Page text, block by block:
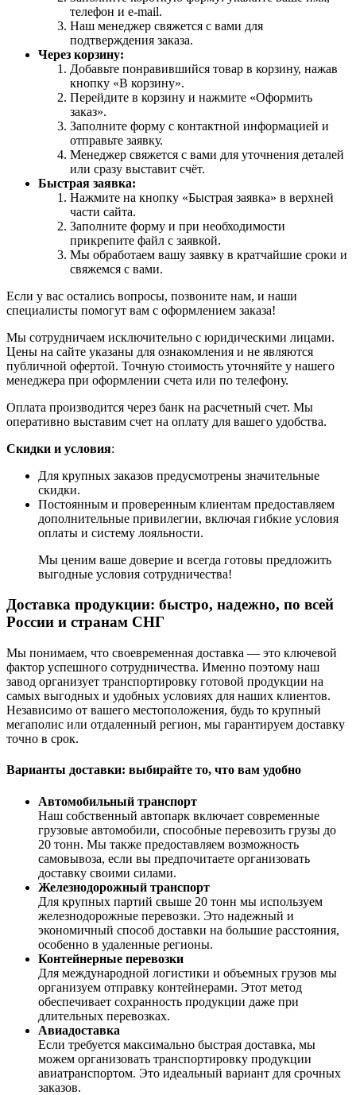
телефон и e-mail.
Наш менеджер свяжется с вами для
подтверждения заказа.
Через корзину:
Добавьте понравившийся товар в корзину, нажав
кнопку «В корзину».
Перейдите в корзину и нажмите «Оформить
заказ».
Заполните форму с контактной информацией и
отправьте заявку.
Менеджер свяжется с вами для уточнения деталей
или сразу выставит счёт.
Быстрая заявка:
Нажмите на кнопку «Быстрая заявка» в верхней
части сайта.
Заполните форму и при необходимости
прикрепите файл с заявкой.
Мы обработаем вашу заявку в кратчайшие сроки и
свяжемся с вами.
Если у вас остались вопросы, позвоните нам, и наши
специалисты помогут вам с оформлением заказа!
Мы сотрудничаем исключительно с юридическими лицами.
Цены на сайте указаны для ознакомления и не являются
публичной офертой. Точную стоимость уточняйте у нашего
менеджера при оформлении счета или по телефону.
Оплата производится через банк на расчетный счет. Мы
оперативно выставим счет на оплату для вашего удобства.
Скидки и условия:
Для крупных заказов предусмотрены значительные
скидки.
Постоянным и проверенным клиентам предоставляем
дополнительные привилегии, включая гибкие условия
оплаты и систему лояльности.
Мы ценим ваше доверие и всегда готовы предложить
выгодные условия сотрудничества!
Доставка продукции: быстро, надежно, по всей
России и странам СНГ
Мы понимаем, что своевременная доставка — это ключевой
фактор успешного сотрудничества. Именно поэтому наш
завод организует транспортировку готовой продукции на
самых выгодных и удобных условиях для наших клиентов.
Независимо от вашего местоположения, будь то крупный
мегаполис или отдаленный регион, мы гарантируем доставку
точно в срок.
Варианты доставки: выбирайте то, что вам удобно
Автомобильный транспорт
Наш собственный автопарк включает современные
грузовые автомобили, способные перевозить грузы до
20 тонн. Мы также предоставляем возможность
самовывоза, если вы предпочитаете организовать
доставку своими силами.
Железнодорожный транспорт
Для крупных партий свыше 20 тонн мы используем
железнодорожные перевозки. Это надежный и
экономичный способ доставки на большие расстояния,
особенно в удаленные регионы.
Контейнерные перевозки
Для международной логистики и объемных грузов мы
организуем отправку контейнерами. Этот метод
обеспечивает сохранность продукции даже при
длительных перевозках.
Авиадоставка
Если требуется максимально быстрая доставка, мы
можем организовать транспортировку продукции
авиатранспортом. Это идеальный вариант для срочных
заказов.